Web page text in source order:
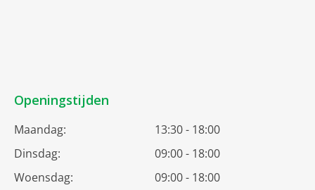
Openingstijden
Maandag:
13:30 - 18:00
Dinsdag:
09:00 - 18:00
Woensdag:
09:00 - 18:00